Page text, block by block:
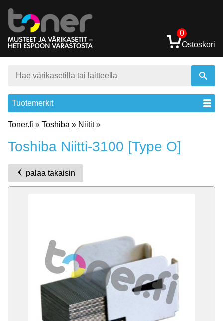
0
Ostoskori
Tuotemerkit
Toner.fi » Toshiba » Niitit»
Toshiba Niitti-3100 [Type O]
palaa takaisin